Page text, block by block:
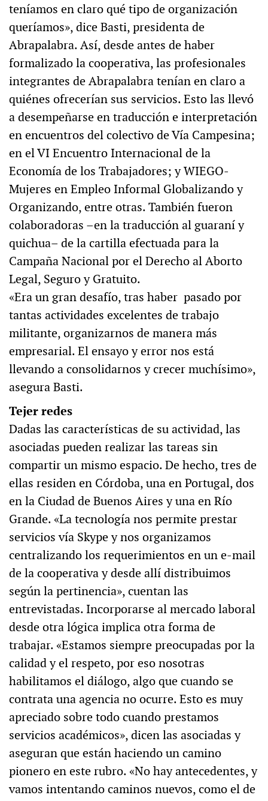
teníamos en claro qué tipo de organización
queríamos», dice Basti, presidenta de
Abrapalabra. Así, desde antes de haber
formalizado la cooperativa, las profesionales
integrantes de Abrapalabra tenían en claro a
quiénes ofrecerían sus servicios. Esto las llevó
a desempeñarse en traducción e interpretación
en encuentros del colectivo de Vía Campesina;
en el VI Encuentro Internacional de la
Economía de los Trabajadores; y WIEGO-
Mujeres en Empleo Informal Globalizando y
Organizando, entre otras. También fueron
colaboradoras –en la traducción al guaraní y
quichua– de la cartilla efectuada para la
Campaña Nacional por el Derecho al Aborto
Legal, Seguro y Gratuito.
«Era un gran desafío, tras haber pasado por
tantas actividades excelentes de trabajo
militante, organizarnos de manera más
empresarial. El ensayo y error nos está
llevando a consolidarnos y crecer muchísimo»,
asegura Basti.
Tejer redes
Dadas las características de su actividad, las
asociadas pueden realizar las tareas sin
compartir un mismo espacio. De hecho, tres de
ellas residen en Córdoba, una en Portugal, dos
en la Ciudad de Buenos Aires y una en Río
Grande. «La tecnología nos permite prestar
servicios vía Skype y nos organizamos
centralizando los requerimientos en un e-mail
de la cooperativa y desde allí distribuimos
según la pertinencia», cuentan las
entrevistadas. Incorporarse al mercado laboral
desde otra lógica implica otra forma de
trabajar. «Estamos siempre preocupadas por la
calidad y el respeto, por eso nosotras
habilitamos el diálogo, algo que cuando se
contrata una agencia no ocurre. Esto es muy
apreciado sobre todo cuando prestamos
servicios académicos», dicen las asociadas y
aseguran que están haciendo un camino
pionero en este rubro. «No hay antecedentes, y
vamos intentando caminos nuevos, como el de